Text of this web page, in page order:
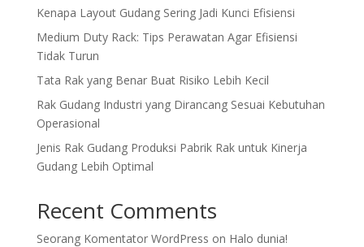
Kenapa Layout Gudang Sering Jadi Kunci Efisiensi
Medium Duty Rack: Tips Perawatan Agar Efisiensi
Tidak Turun
Tata Rak yang Benar Buat Risiko Lebih Kecil
Rak Gudang Industri yang Dirancang Sesuai Kebutuhan
Operasional
Jenis Rak Gudang Produksi Pabrik Rak untuk Kinerja
Gudang Lebih Optimal
Recent Comments
Seorang Komentator WordPress on Halo dunia!